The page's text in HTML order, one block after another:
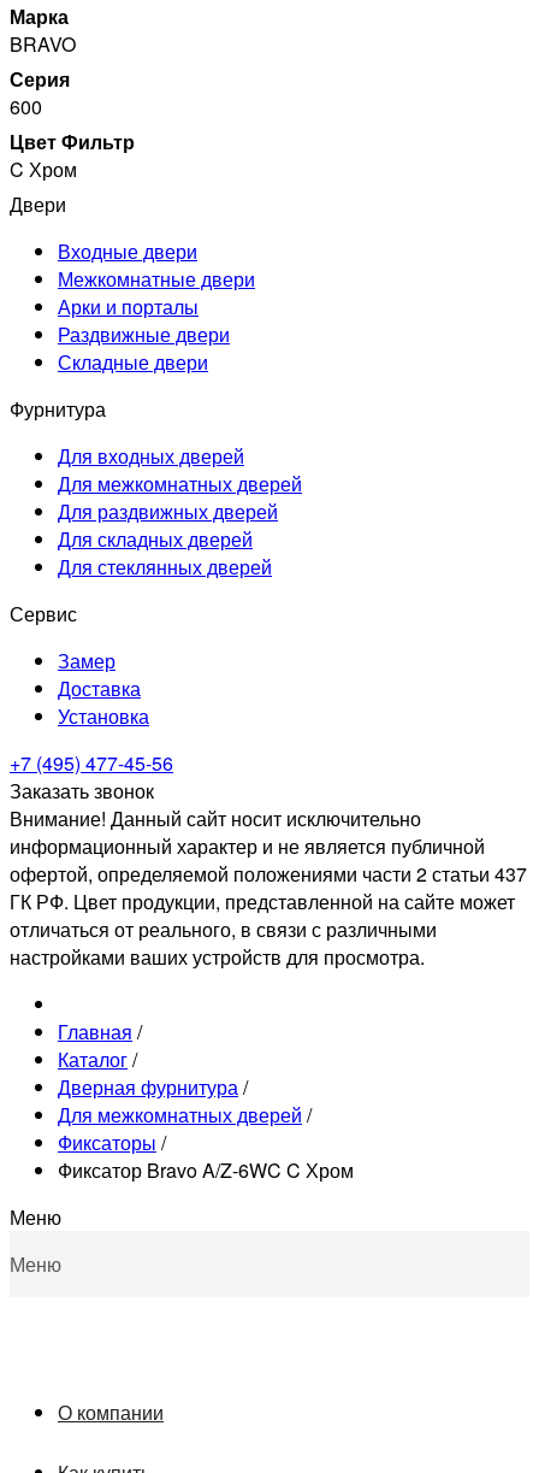
Марка
BRAVO
Серия
600
Цвет Фильтр
C Хром
Двери
Входные двери
Межкомнатные двери
Арки и порталы
Раздвижные двери
Складные двери
Фурнитура
Для входных дверей
Для межкомнатных дверей
Для раздвижных дверей
Для складных дверей
Для стеклянных дверей
Сервис
Замер
Доставка
Установка
+7 (495) 477-45-56
Заказать звонок
Внимание! Данный сайт носит исключительно
информационный характер и не является публичной
офертой, определяемой положениями части 2 статьи 437
ГК РФ. Цвет продукции, представленной на сайте может
отличаться от реального, в связи с различными
настройками ваших устройств для просмотра.
Главная /
Каталог/
Дверная фурнитура/
Для межкомнатных дверей /
Фиксаторы /
Фиксатор Bravo A/Z-6WC C Хром
Меню
Меню
О компании